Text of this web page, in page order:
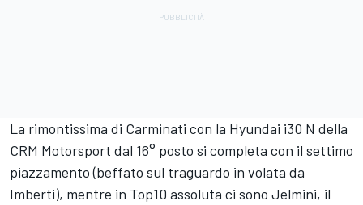
La rimontissima di Carminati con la Hyundai i30 N della
CRM Motorsport dal 16° posto si completa con il settimo
piazzamento (beffato sul traguardo in volata da
Imberti), mentre in Top10 assoluta ci sono Jelmini, il